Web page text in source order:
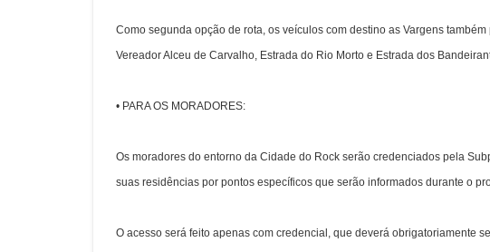
Como segunda opção de rota, os veículos com destino as Vargens
Vereador Alceu de Carvalho, Estrada do Rio Morto e Estrada dos
• PARA OS MORADORES:
Os moradores do entorno da Cidade do Rock serão credenciados pela
suas residências por pontos específicos que serão informados durante o
O acesso será feito apenas com credencial, que deverá obrigatoriamente